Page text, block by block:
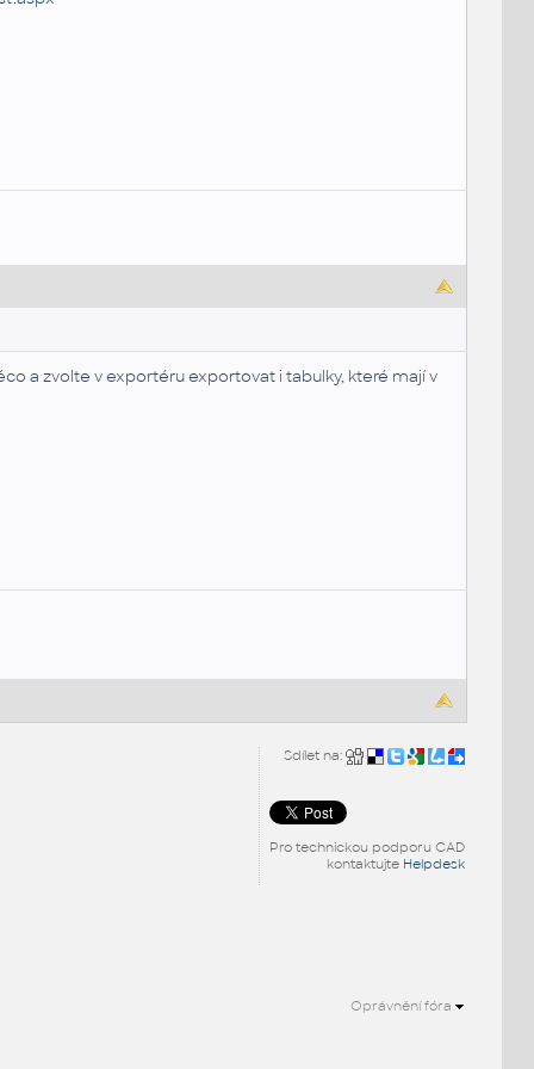
a zvolte v exportéru exportovat i tabulky, které mají v
Sdílet na:
Pro technickou podporu CAD
kontaktujte Helpdesk
Oprávnění fóra